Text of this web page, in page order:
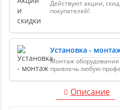
Действуют акции,
покупателей!
Установка -
Монтаж оборудования
привлечь любую
Описание